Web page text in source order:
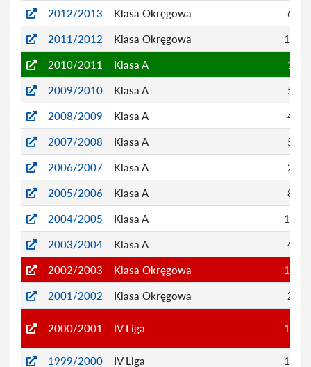
2012/2013 Klasa Okręgowa 6
2011/2012 Klasa Okręgowa 13
2010/2011 Klasa A 1
2009/2010 Klasa A 5
2008/2009 Klasa A 4
2007/2008 Klasa A 5
2006/2007 Klasa A 2
2005/2006 Klasa A 8
2004/2005 Klasa A 12
2003/2004 Klasa A 4
2002/2003 Klasa Okręgowa 15
2001/2002 Klasa Okręgowa 2
2000/2001 IV Liga 16
1999/2000 IV Liga 14